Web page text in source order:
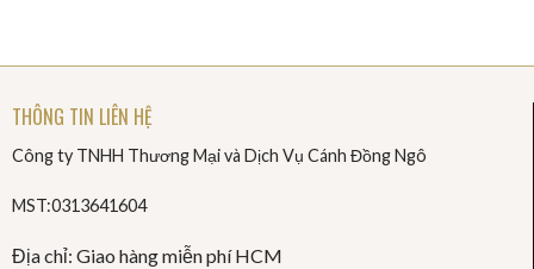
THÔNG TIN LIÊN HỆ
Công ty TNHH Thương Mại và Dịch Vụ Cánh Đồng Ngô
MST:0313641604
Địa chỉ: Giao hàng miễn phí HCM